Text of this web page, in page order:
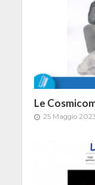
Le
25 Maggio